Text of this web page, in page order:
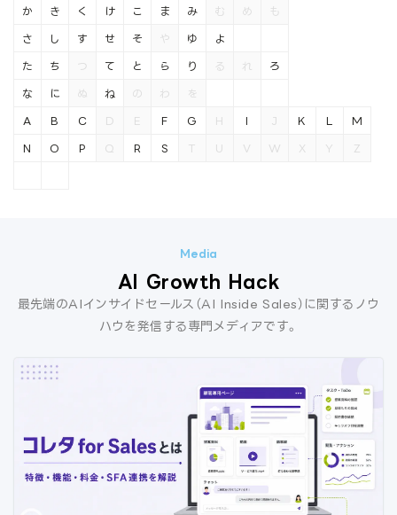
か き く け こ
さ し す せ そ
た ち つ て と
な に ぬ ね の
ま み む め も
や ゆ よ
ら り る れ ろ
わ を
A B C D E F G H I J K L M
N O P Q R S T U V W X Y Z
AI Growth Hack
最先端のAIインサイドセールス（AI Inside Sales）に関するノウ
ハウを発信する専門メディアです。